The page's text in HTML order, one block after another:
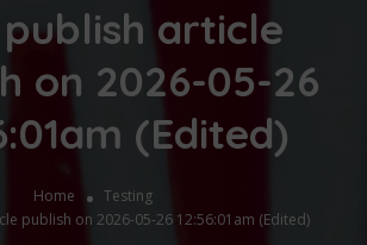
article
on 2026-05-26
(Edited)
Home
Testing
publish on 2026-05-26 12:56:01am (Edited)